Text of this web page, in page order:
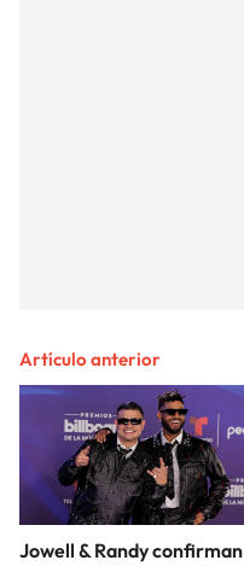
Artículo anterior
Jowell & Randy confirman